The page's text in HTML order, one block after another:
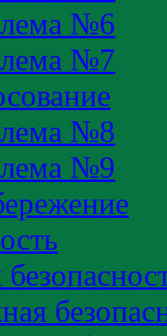
№6
№7
№8
№9